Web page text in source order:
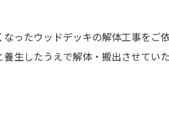
ったウッドデッキの解体工事をご
生したうえで解体・搬出させていた